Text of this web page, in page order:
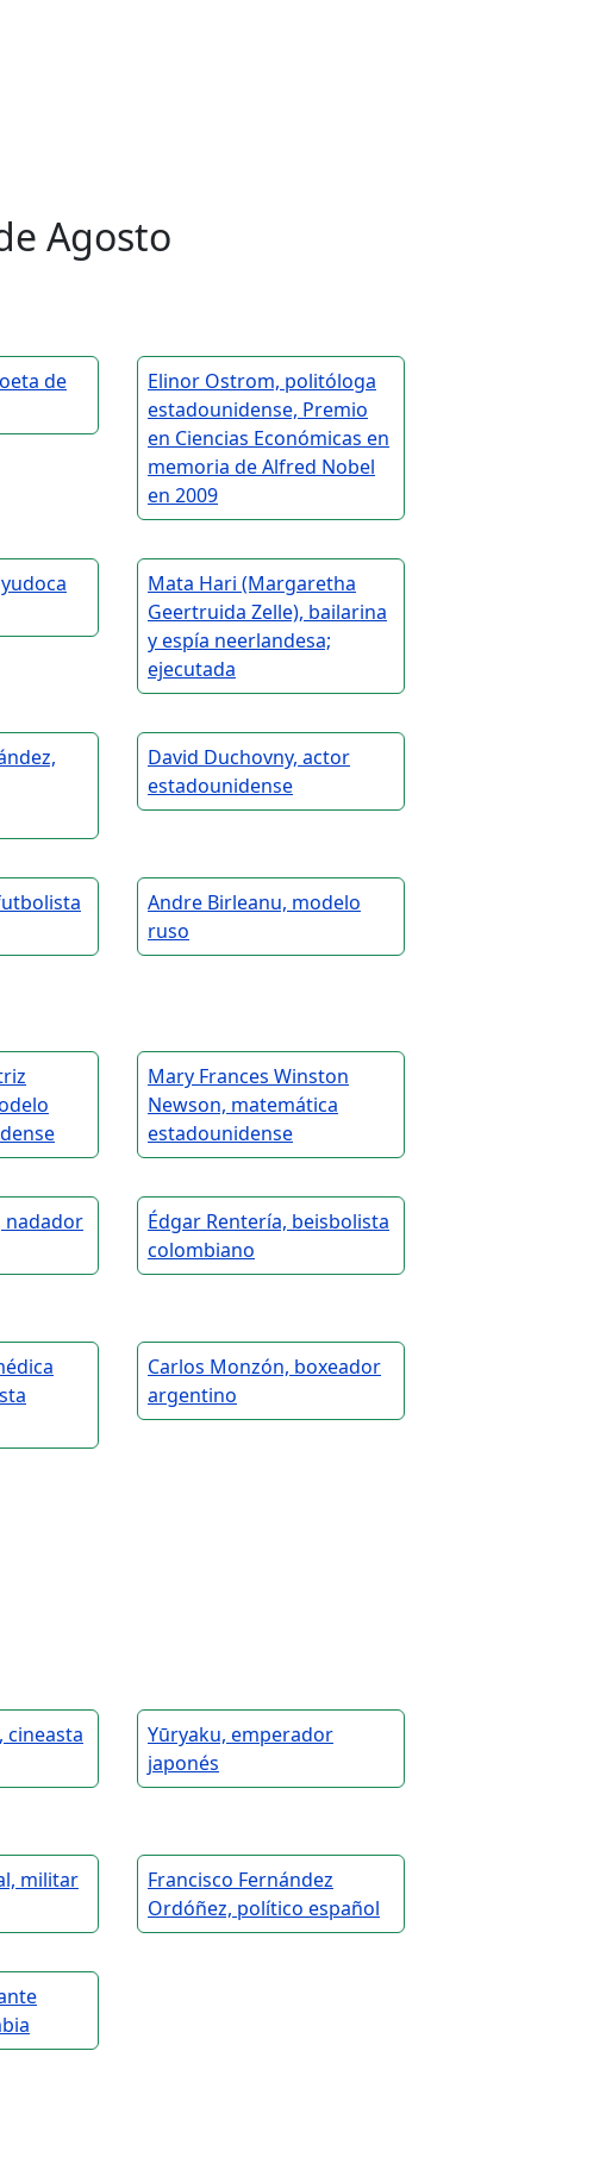
Agosto
de
Elinor Ostrom, politóloga
estadounidense, Premio
en Ciencias Económicas en
memoria de Alfred Nobel
en 2009
Mata Hari (Margaretha
Geertruida Zelle), bailarina
y espía neerlandesa;
ejecutada
David Duchovny, actor
estadounidense
Andre Birleanu, modelo
ruso
Mary Frances Winston
Newson, matemática
estadounidense
nadador
Édgar Rentería, beisbolista
colombiano
Carlos Monzón, boxeador
argentino
cineasta
Yūryaku, emperador
japonés
militar
Francisco Fernández
Ordóñez, político español